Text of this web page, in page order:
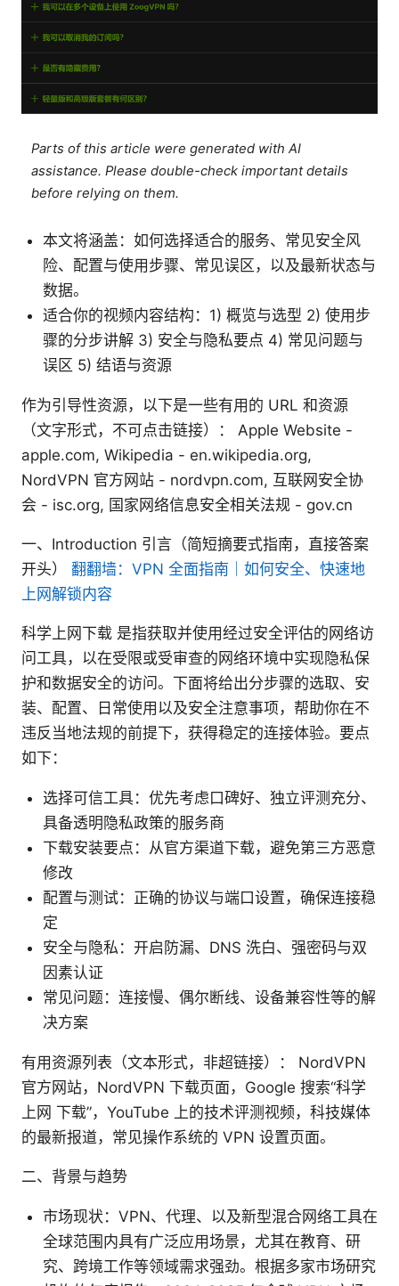
Parts of this article were generated with AI
assistance. Please double-check important details
before relying on them.
本文将涵盖：如何选择适合的服务、常见安全风
险、配置与使用步骤、常见误区，以及最新状态与
数据。
适合你的视频内容结构：1) 概览与选型 2) 使用步
骤的分步讲解 3) 安全与隐私要点 4) 常见问题与
误区 5) 结语与资源
作为引导性资源，以下是一些有用的 URL 和资源
（文字形式，不可点击链接）： Apple Website -
apple.com, Wikipedia - en.wikipedia.org,
NordVPN 官方网站 - nordvpn.com, 互联网安全协
会 - isc.org, 国家网络信息安全相关法规 - gov.cn
一、Introduction 引言（简短摘要式指南，直接答案
开头） 翻翻墙：VPN 全面指南｜如何安全、快速地
上网解锁内容
科学上网下载 是指获取并使用经过安全评估的网络访
问工具，以在受限或受审查的网络环境中实现隐私保
护和数据安全的访问。下面将给出分步骤的选取、安
装、配置、日常使用以及安全注意事项，帮助你在不
违反当地法规的前提下，获得稳定的连接体验。要点
如下：
选择可信工具：优先考虑口碑好、独立评测充分、
具备透明隐私政策的服务商
下载安装要点：从官方渠道下载，避免第三方恶意
修改
配置与测试：正确的协议与端口设置，确保连接稳
定
安全与隐私：开启防漏、DNS 洗白、强密码与双
因素认证
常见问题：连接慢、偶尔断线、设备兼容性等的解
决方案
有用资源列表（文本形式，非超链接）： NordVPN
官方网站，NordVPN 下载页面，Google 搜索“科学
上网 下载”，YouTube 上的技术评测视频，科技媒体
的最新报道，常见操作系统的 VPN 设置页面。
二、背景与趋势
市场现状：VPN、代理、以及新型混合网络工具在
全球范围内具有广泛应用场景，尤其在教育、研
究、跨境工作等领域需求强劲。根据多家市场研究